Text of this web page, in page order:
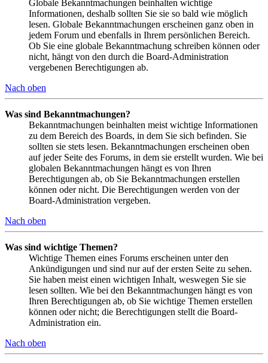
Globale Bekanntmachungen beinhalten wichtige
Informationen, deshalb sollten Sie sie so bald wie möglich
lesen. Globale Bekanntmachungen erscheinen ganz oben in
jedem Forum und ebenfalls in Ihrem persönlichen Bereich.
Ob Sie eine globale Bekanntmachung schreiben können oder
nicht, hängt von den durch die Board-Administration
vergebenen Berechtigungen ab.
Nach oben
Was sind Bekanntmachungen?
Bekanntmachungen beinhalten meist wichtige Informationen
zu dem Bereich des Boards, in dem Sie sich befinden. Sie
sollten sie stets lesen. Bekanntmachungen erscheinen oben
auf jeder Seite des Forums, in dem sie erstellt wurden. Wie bei
globalen Bekanntmachungen hängt es von Ihren
Berechtigungen ab, ob Sie Bekanntmachungen erstellen
können oder nicht. Die Berechtigungen werden von der
Board-Administration vergeben.
Nach oben
Was sind wichtige Themen?
Wichtige Themen eines Forums erscheinen unter den
Ankündigungen und sind nur auf der ersten Seite zu sehen.
Sie haben meist einen wichtigen Inhalt, weswegen Sie sie
lesen sollten. Wie bei den Bekanntmachungen hängt es von
Ihren Berechtigungen ab, ob Sie wichtige Themen erstellen
können oder nicht; die Berechtigungen stellt die Board-
Administration ein.
Nach oben